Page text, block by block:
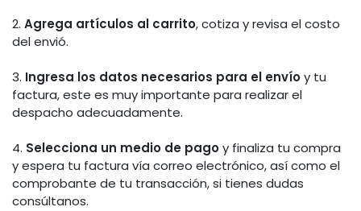
2. Agrega artículos al carrito, cotiza y revisa el costo
del envió.
3. Ingresa los datos necesarios para el envíoy tu
factura, este es muy importante para realizar el
despacho adecuadamente.
4. Selecciona un medio de pagoy finaliza tu compra
y espera tu factura vía correo electrónico, así como el
comprobante de tu transacción, si tienes dudas
consúltanos.